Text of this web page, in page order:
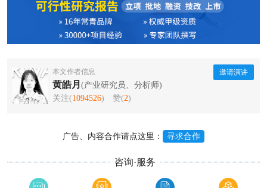
本文作者信息
黄皓月 (产业研究员、分析师)
关注(1094526) 赞(2)
邀请演讲
广告、内容合作请点这里： 寻求合作
咨询·服务